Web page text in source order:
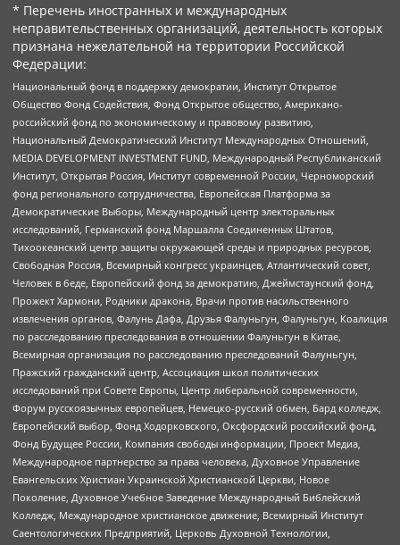
* Перечень иностранных и международных
неправительственных организаций, деятельность которых
признана нежелательной на территории Российской
Федерации:
Национальный фонд в поддержку демократии, Институт Открытое
Общество Фонд Содействия, Фонд Открытое общество, Американо-
российский фонд по экономическому и правовому развитию,
Национальный Демократический Институт Международных Отношений,
MEDIA DEVELOPMENT INVESTMENT FUND, Международный Республиканский
Институт, Открытая Россия, Институт современной России, Черноморский
фонд регионального сотрудничества, Европейская Платформа за
Демократические Выборы, Международный центр электоральных
исследований, Германский фонд Маршалла Соединенных Штатов,
Тихоокеанский центр защиты окружающей среды и природных ресурсов,
Свободная Россия, Всемирный конгресс украинцев, Атлантический совет,
Человек в беде, Европейский фонд за демократию, Джеймстаунский фонд,
Прожект Хармони, Родники дракона, Врачи против насильственного
извлечения органов, Фалунь Дафа, Друзья Фалуньгун, Фалуньгун, Коалиция
по расследованию преследования в отношении Фалуньгун в Китае,
Всемирная организация по расследованию преследований Фалуньгун,
Пражский гражданский центр, Ассоциация школ политических
исследований при Совете Европы, Центр либеральной современности,
Форум русскоязычных европейцев, Немецко-русский обмен, Бард колледж,
Европейский выбор, Фонд Ходорковского, Оксфордский российский фонд,
Фонд Будущее России, Компания свободы информации, Проект Медиа,
Международное партнерство за права человека, Духовное Управление
Евангельских Христиан Украинской Христианской Церкви, Новое
Поколение, Духовное Учебное Заведение Международный Библейский
Колледж, Международное христианское движение, Всемирный Институт
Саентологических Предприятий, Церковь Духовной Технологии,